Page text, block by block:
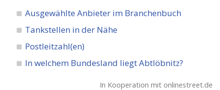
Ausgewählte Anbieter im Branchenbuch
Tankstellen in der Nähe
Postleitzahl(en)
In welchem Bundesland liegt Abtlöbnitz?
In Kooperation mit onlinestreet.de